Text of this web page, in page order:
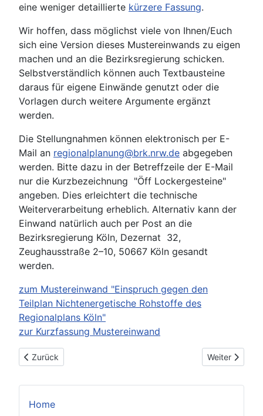
Home
eine weniger detaillierte kürzere Fassung.
Wir hoffen, dass möglichst viele von Ihnen/Euch
sich eine Version dieses Mustereinwands zu eigen
machen und an die Bezirksregierung schicken.
Selbstverständlich können auch Textbausteine
daraus für eigene Einwände genutzt oder die
Vorlagen durch weitere Argumente ergänzt
werden.
Die Stellungnahmen können elektronisch per E-
Mail an regionalplanung@brk.nrw.de abgegeben
werden. Bitte dazu in der Betreffzeile der E-Mail
nur die Kurzbezeichnung "Öff Lockergesteine"
angeben. Dies erleichtert die technische
Weiterverarbeitung erheblich. Alternativ kann der
Einwand natürlich auch per Post an die
Bezirksregierung Köln, Dezernat 32,
Zeughausstraße 2–10, 50667 Köln gesandt
werden.
zum Mustereinwand "Einspruch gegen den
Teilplan Nichtenergetische Rohstoffe des
Regionalplans Köln"
zur Kurzfassung Mustereinwand
Vorheriger Beitrag: Zivilgesellschaftliches Bündnis fordert
Zurück Nächster
Weiter